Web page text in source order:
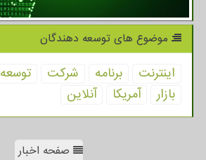
موضوع های توسعه دهندگان
اینترنت برنامه شركت توسعه
بازار
آمریكا آنلاین
صفحه اخبار